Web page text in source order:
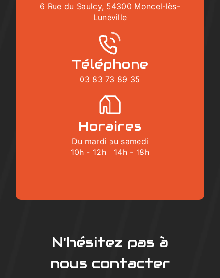
N'hésitez pas à
nous contacter
6 Rue du Saulcy, 54300 Moncel-lès-
Lunéville
Téléphone
03 83 73 89 35
Horaires
Du mardi au samedi
10h - 12h | 14h - 18h